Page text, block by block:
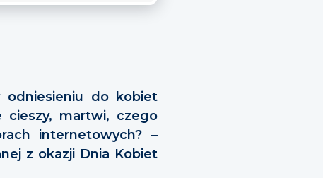
odniesieniu do kobiet
martwi, czego
internetowych? –
z okazji Dnia Kobiet